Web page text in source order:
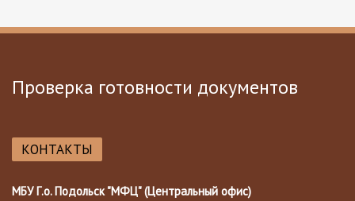
Проверка готовности документов
КОНТАКТЫ
МБУ Г.о. Подольск "МФЦ" (Центральный офис)